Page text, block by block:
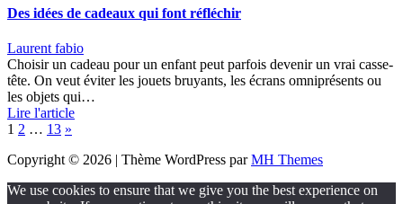
Des idées de cadeaux qui font réfléchir
Laurent fabio
Choisir un cadeau pour un enfant peut parfois devenir un vrai casse-
tête. On veut éviter les jouets bruyants, les écrans omniprésents ou
les objets qui…
Lire l'article
Page:
1 2 … 13 Next
»
Copyright © 2026 | Thème WordPress parMH Themes
We use cookies to ensure that we give you the best experience on